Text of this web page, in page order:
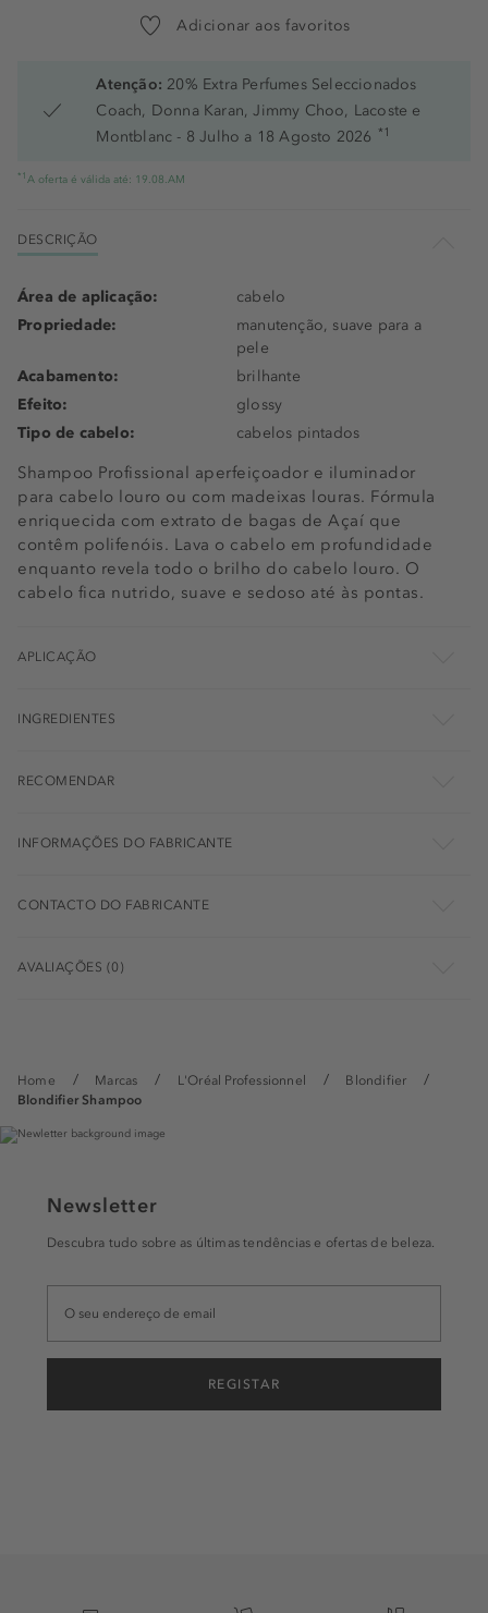
Home Marcas L'Oréal Professionnel
Blondifier
Blondifier Shampoo
Adicionar aos favoritos
Atenção: 20% Extra Perfumes Seleccionados
Coach, Donna Karan, Jimmy Choo, Lacoste e
Montblanc - 8 Julho a 18 Agosto 2026 *1
*1 A oferta é válida até: 19.08.AM
DESCRIÇÃO
Shampoo Profissional aperfeiçoador e iluminador
para cabelo louro ou com madeixas louras. Fórmula
enriquecida com extrato de bagas de Açaí que
contêm polifenóis. Lava o cabelo em profundidade
enquanto revela todo o brilho do cabelo louro. O
cabelo fica nutrido, suave e sedoso até às pontas.
Área de aplicação:
cabelo
Propriedade:
manutenção, suave para a
pele
Acabamento:
brilhante
Efeito:
glossy
Tipo de cabelo:
cabelos pintados
APLICAÇÃO
INGREDIENTES
RECOMENDAR
INFORMAÇÕES DO FABRICANTE
CONTACTO DO FABRICANTE
AVALIAÇÕES (0)
Newsletter
Descubra tudo sobre as últimas tendências e ofertas de beleza.
REGISTAR